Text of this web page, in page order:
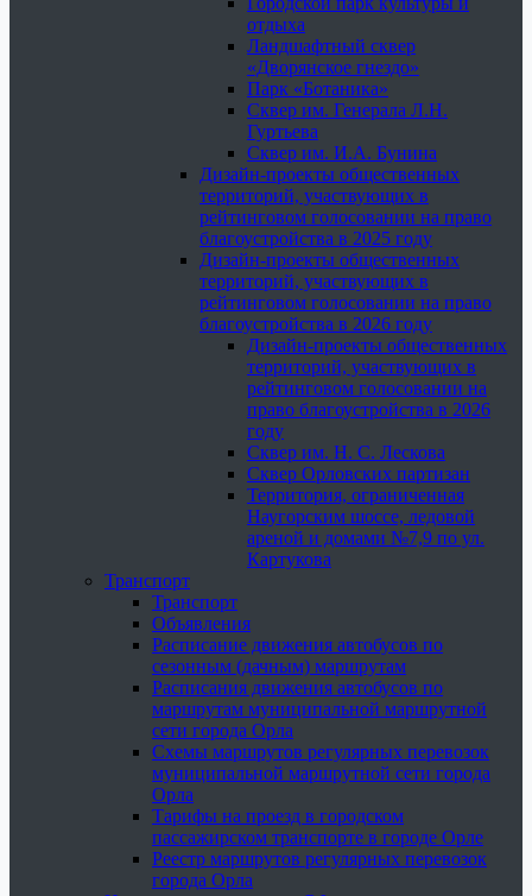
отдыха
Ландшафтный сквер
«Дворянское гнездо»
Парк «Ботаника»
Сквер им. Генерала Л.Н.
Гуртьева
Сквер им. И.А. Бунина
Дизайн-проекты общественных
территорий, участвующих в
рейтинговом голосовании на право
благоустройства в 2025 году
Дизайн-проекты общественных
территорий, участвующих в
рейтинговом голосовании на право
благоустройства в 2026 году
Дизайн-проекты общественных
территорий, участвующих в
рейтинговом голосовании на
право благоустройства в 2026
году
Сквер им. Н. С. Лескова
Сквер Орловских партизан
Территория, ограниченная
Наугорским шоссе, ледовой
ареной и домами №7,9 по ул.
Картукова
Транспорт
Транспорт
Объявления
Расписание движения автобусов по
сезонным (дачным) маршрутам
Расписания движения автобусов по
маршрутам муниципальной маршрутной
сети города Орла
Схемы маршрутов регулярных перевозок
муниципальной маршрутной сети города
Орла
Тарифы на проезд в городском
пассажирском транспорте в городе Орле
Реестр маршрутов регулярных перевозок
города Орла